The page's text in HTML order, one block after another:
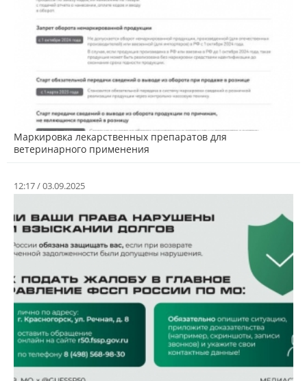
Маркировка лекарственных препаратов для
ветеринарного применения
12:17 / 03.09.2025